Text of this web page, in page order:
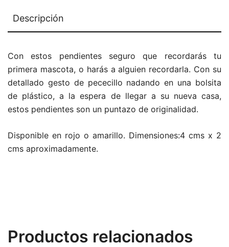
Descripción
Con estos pendientes seguro que recordarás tu
primera mascota, o harás a alguien recordarla. Con su
detallado gesto de pececillo nadando en una bolsita
de plástico, a la espera de llegar a su nueva casa,
estos pendientes son un puntazo de originalidad.
Disponible en rojo o amarillo. Dimensiones:4 cms x 2
cms aproximadamente.
Productos relacionados